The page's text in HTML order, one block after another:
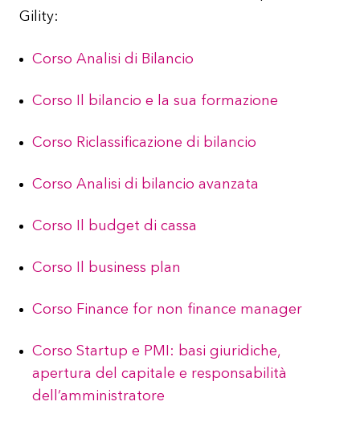
Gility:
Corso Analisi di Bilancio
Corso Il bilancio e la sua formazione
Corso Riclassificazione di bilancio
Corso Analisi di bilancio avanzata
Corso Il budget di cassa
Corso Il business plan
Corso Finance for non finance manager
Corso Startup e PMI: basi giuridiche,
apertura del capitale e responsabilità
dell’amministratore